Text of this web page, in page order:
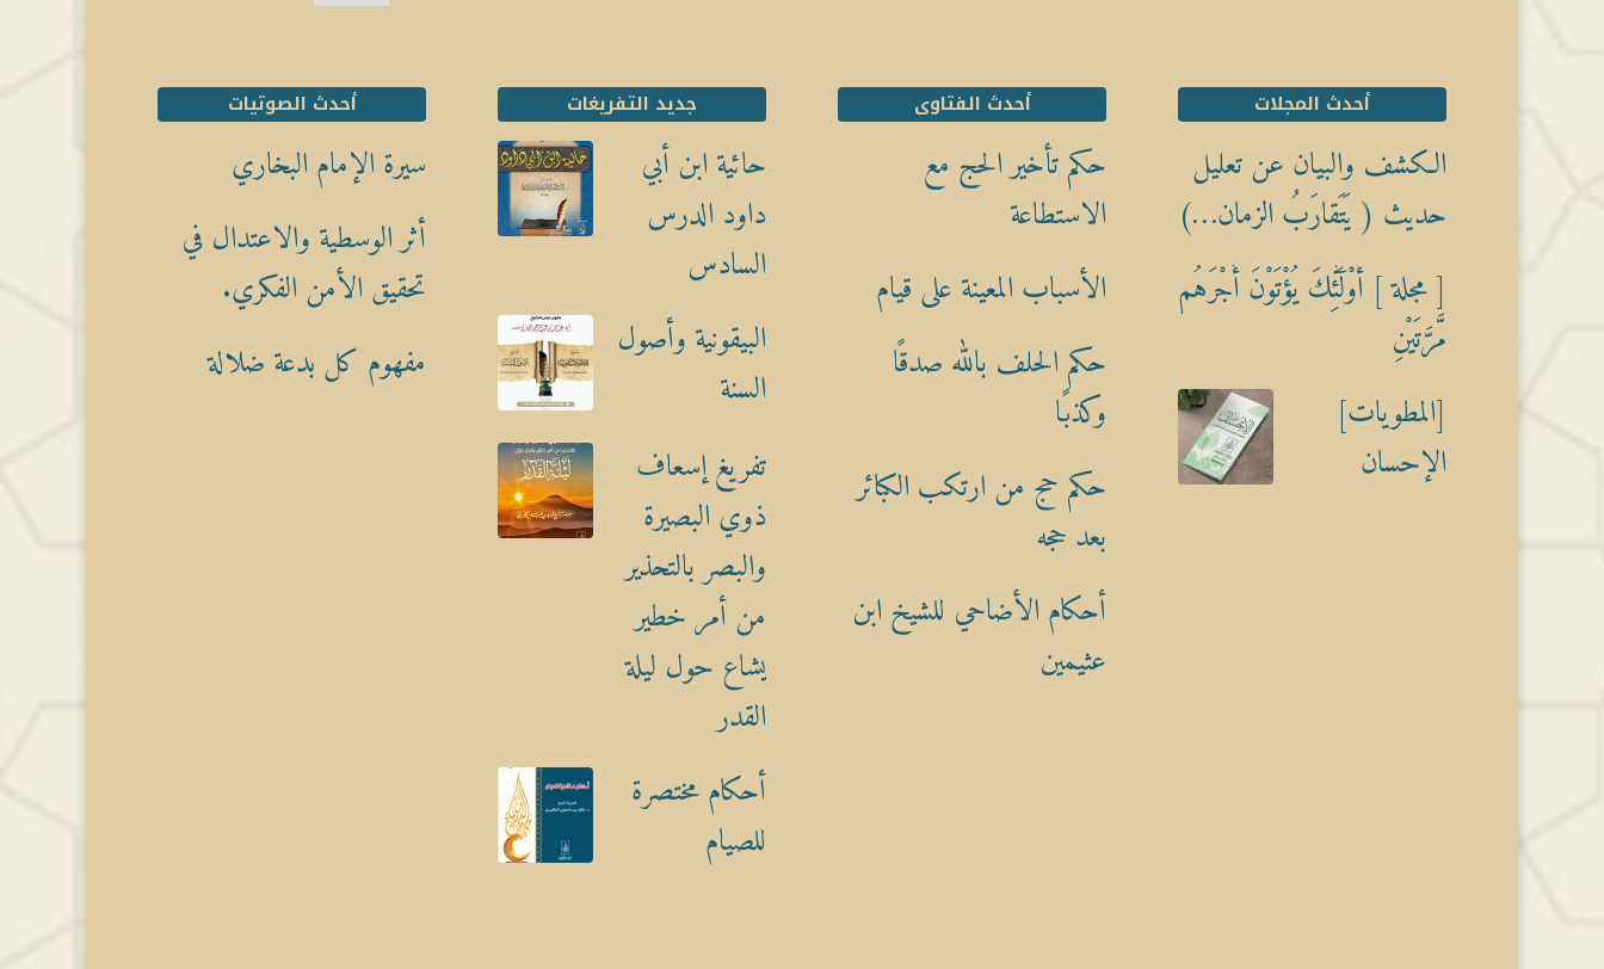
أحدث المجلات
الكشف والبيان عن تعليل
حديث ( يَتَقارَبُ الزمان…)
[ مجلة ] أُوْلَٰٓئِكَ يُؤْتَوْنَ أَجْرَهُم
مَّرَّتَيْنِ
[المطويات]
الإحسان
أحدث الفتاوى
حكم تأخير الحج مع
الاستطاعة
الأسباب المعينة على قيام
حكم الحلف بالله صدقًا
وكذبًا
حكم حج من ارتكب الكبائر
بعد حجه
أحكام الأضاحي للشيخ ابن
عثيمين
جديد التفريغات
حائية ابن أبي
داود الدرس
السادس
البيقونية وأصول
السنة
تفريغ إسعاف
ذوي البصيرة
والبصر بالتحذير
من أمر خطير
يشاع حول ليلة
القدر
أحكام مختصرة
للصيام
أحدث الصوتيات
سيرة الإمام البخاري
أثر الوسطية والاعتدال في
تحقيق الأمن الفكري.
مفهوم كل بدعة ضلالة